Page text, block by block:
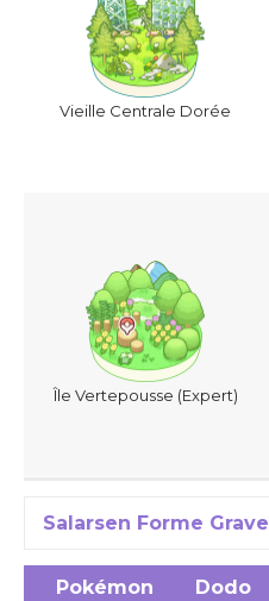
Vieille Centrale Dorée
Île Vertepousse (Expert)
Salarsen Forme Grave
Pokémon Dodo